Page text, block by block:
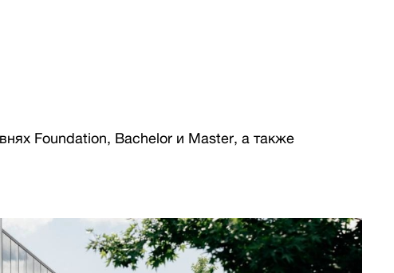
Foundation, Bachelor и Master, а также